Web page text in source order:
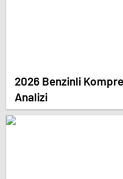
2026 Benzinli
Analizi